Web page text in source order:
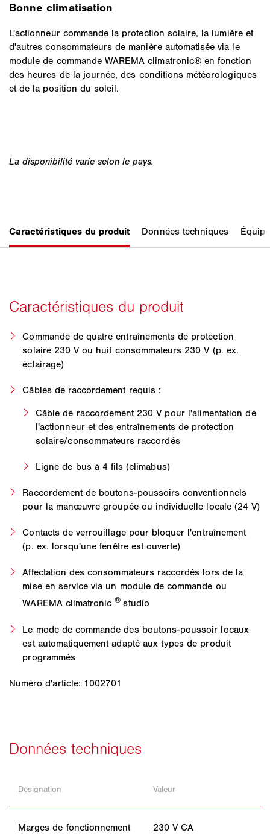
Bonne climatisation
L'actionneur commande la protection solaire, la lumière et
d'autres consommateurs de manière automatisée via le
module de commande WAREMA climatronic® en fonction
des heures de la journée, des conditions météorologiques
et de la position du soleil.
Commande de quatre entraînements de protection
solaire 230 V ou huit consommateurs 230 V (p. ex.
éclairage)
Câbles de raccordement requis :
Câble de raccordement 230 V pour l'alimentation de
l'actionneur et des entraînements de protection
solaire/consommateurs raccordés
Ligne de bus à 4 fils (climabus)
Raccordement de boutons-poussoirs conventionnels
pour la manœuvre groupée ou individuelle locale (24 V)
Contacts de verrouillage pour bloquer l'entraînement
(p. ex. lorsqu'une fenêtre est ouverte)
Affectation des consommateurs raccordés lors de la
mise en service via un module de commande ou
WAREMA climatronic® studio
Le mode de commande des boutons-poussoir locaux
est automatiquement adapté aux types de produit
programmés
Numéro d'article: 1002701
Désignation Valeur
Marges de fonctionnement 230 V CA